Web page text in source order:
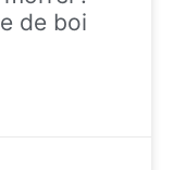
de boi